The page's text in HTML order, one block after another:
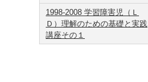
1998-2008 学習障害児（Ｌ
Ｄ）理解のための基礎と実践
講座その１